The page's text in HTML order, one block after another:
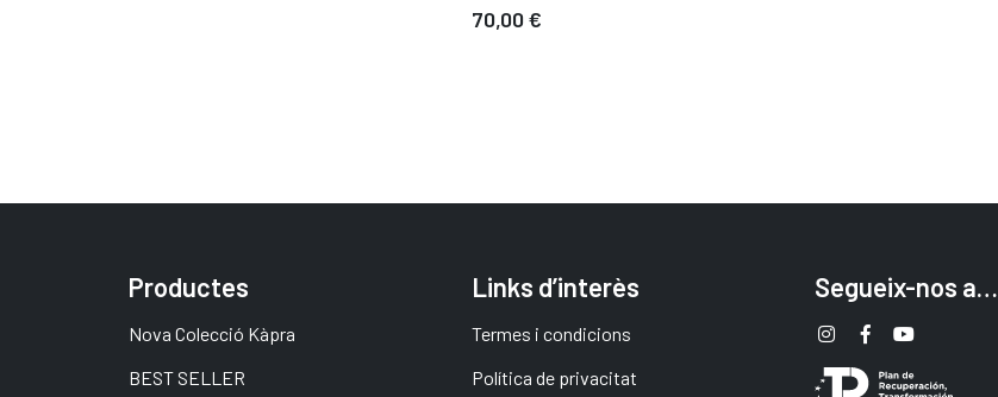
70,00 €
Productes
Nova Colecció Kàpra
BEST SELLER
Links d’interès
Termes i condicions
Política de privacitat
Segueix-nos a…